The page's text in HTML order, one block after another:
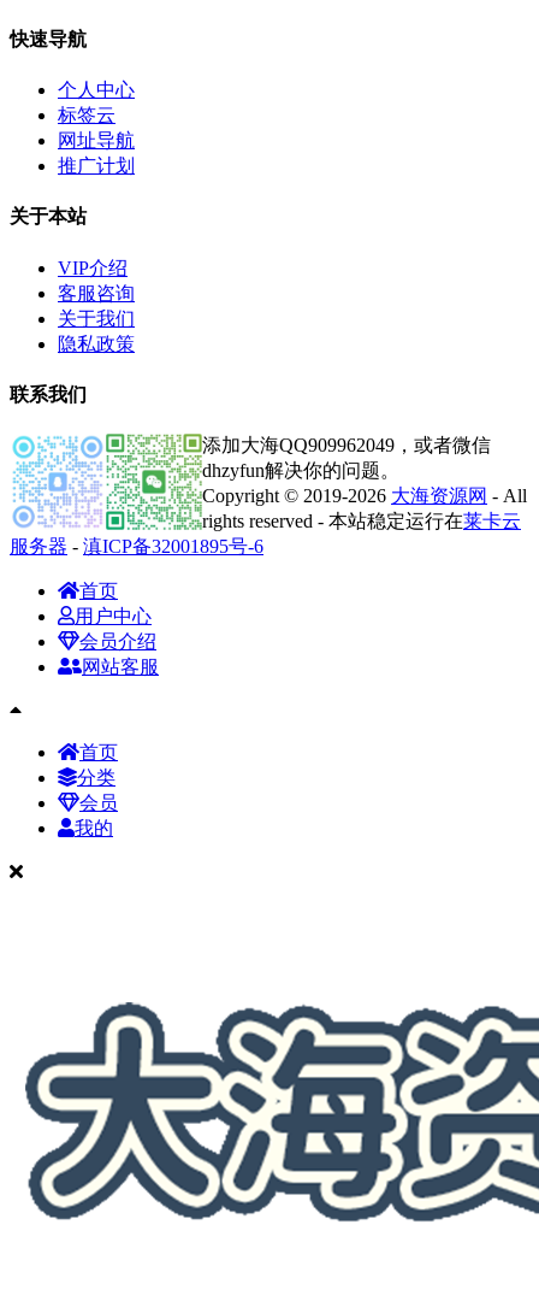
快速导航
个人中心
标签云
网址导航
推广计划
关于本站
VIP介绍
客服咨询
关于我们
隐私政策
联系我们
添加大海QQ909962049，或者微信
dhzyfun解决你的问题。
Copyright © 2019-2026 大海资源网 - All
rights reserved - 本站稳定运行在莱卡云
服务器 - 滇ICP备32001895号-6
首页
用户中心
会员介绍
网站客服
首页
分类
会员
我的